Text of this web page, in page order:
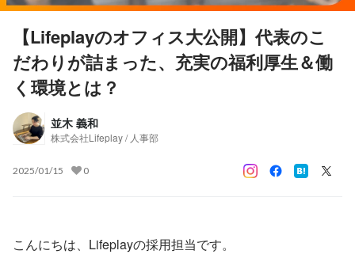
【Lifeplayのオフィス大公開】代表のこ
だわりが詰まった、充実の福利厚生＆働
く環境とは？
並木 義和
株式会社Lifeplay / 人事部
2025/01/15 0
こんにちは、Lifeplayの採用担当です。